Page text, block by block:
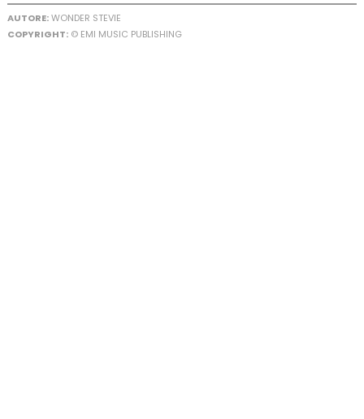
AUTORE:WONDER STEVIE
COPYRIGHT:© EMI MUSIC PUBLISHING